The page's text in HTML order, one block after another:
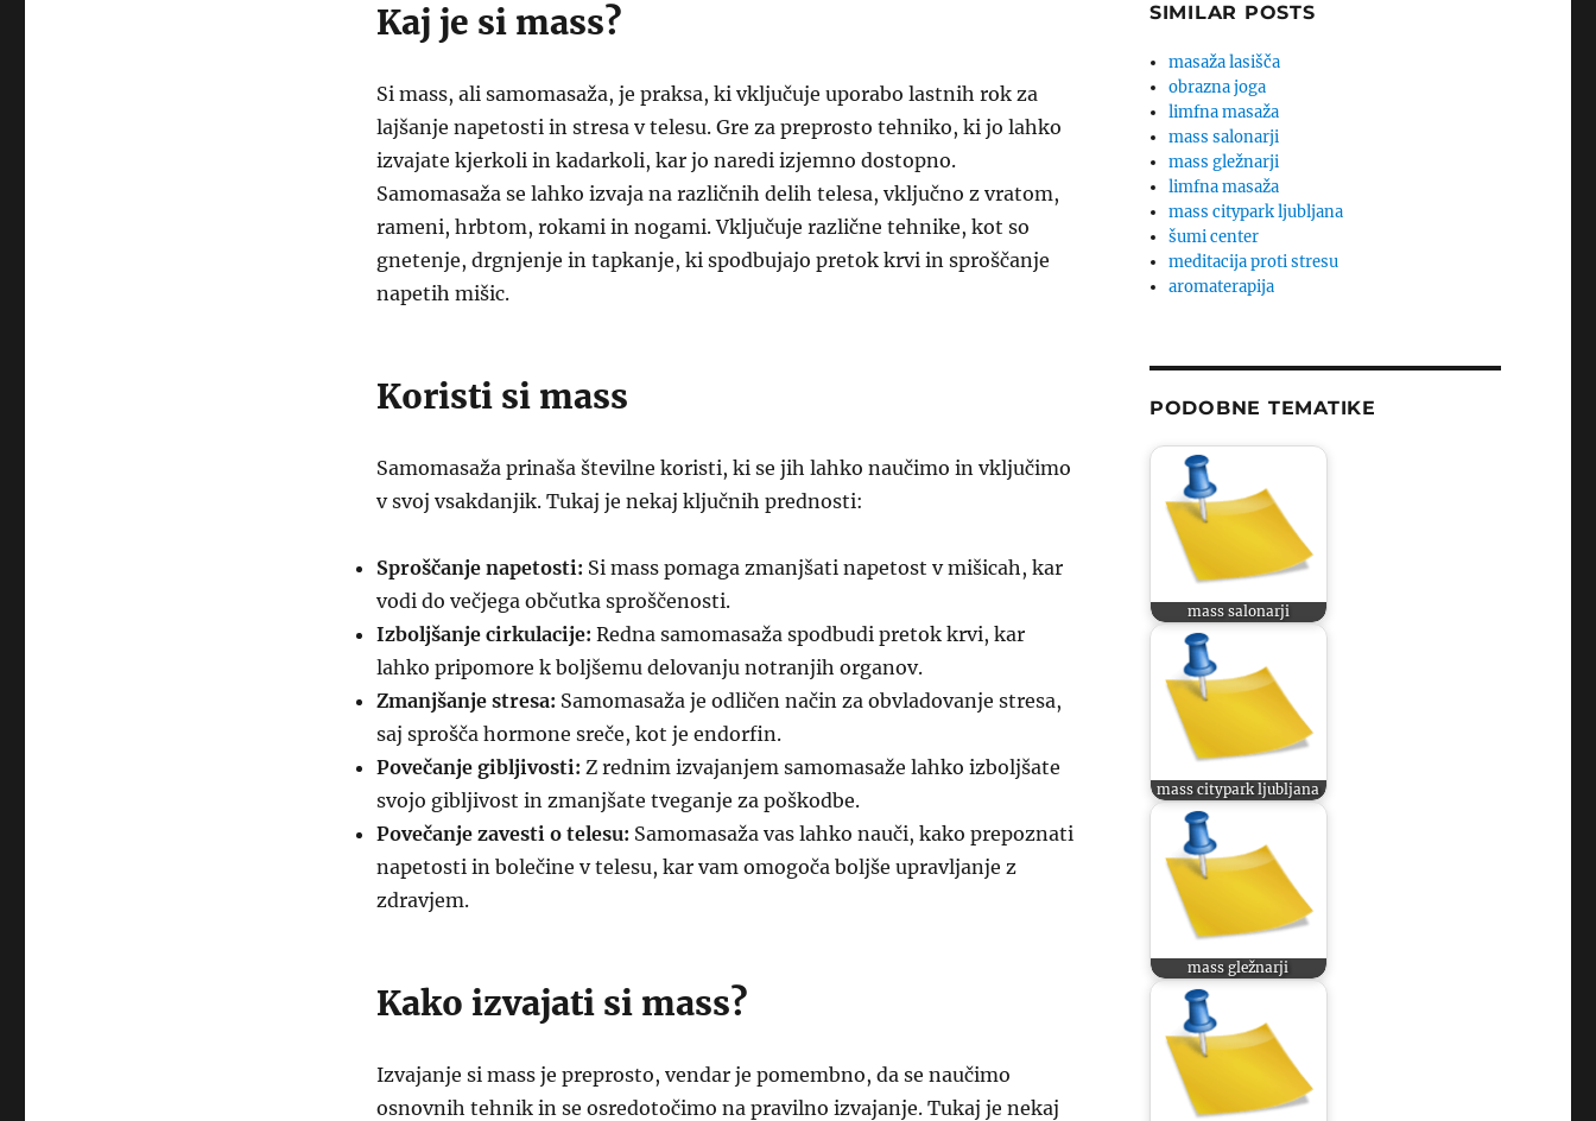
Kaj je si mass?
Si mass, ali samomasaža, je praksa, ki vključuje uporabo lastnih rok za
lajšanje napetosti in stresa v telesu. Gre za preprosto tehniko, ki jo lahko
izvajate kjerkoli in kadarkoli, kar jo naredi izjemno dostopno.
Samomasaža se lahko izvaja na različnih delih telesa, vključno z vratom,
rameni, hrbtom, rokami in nogami. Vključuje različne tehnike, kot so
gnetenje, drgnjenje in tapkanje, ki spodbujajo pretok krvi in sproščanje
napetih mišic.
Koristi si mass
Samomasaža prinaša številne koristi, ki se jih lahko naučimo in vključimo
v svoj vsakdanjik. Tukaj je nekaj ključnih prednosti:
Sproščanje napetosti: Si mass pomaga zmanjšati napetost v mišicah, kar
vodi do večjega občutka sproščenosti.
Izboljšanje cirkulacije: Redna samomasaža spodbudi pretok krvi, kar
lahko pripomore k boljšemu delovanju notranjih organov.
Zmanjšanje stresa: Samomasaža je odličen način za obvladovanje stresa,
saj sprošča hormone sreče, kot je endorfin.
Povečanje gibljivosti: Z rednim izvajanjem samomasaže lahko izboljšate
svojo gibljivost in zmanjšate tveganje za poškodbe.
Povečanje zavesti o telesu: Samomasaža vas lahko nauči, kako prepoznati
napetosti in bolečine v telesu, kar vam omogoča boljše upravljanje z
zdravjem.
Kako izvajati si mass?
Izvajanje si mass je preprosto, vendar je pomembno, da se naučimo
osnovnih tehnik in se osredotočimo na pravilno izvajanje. Tukaj je nekaj
SIMILAR POSTS
masaža lasišča
obrazna joga
limfna masaža
mass salonarji
mass gležnarji
limfna masaža
mass citypark ljubljana
šumi center
meditacija proti stresu
aromaterapija
PODOBNE TEMATIKE
mass salonarji
mass citypark ljubljana
mass gležnarji